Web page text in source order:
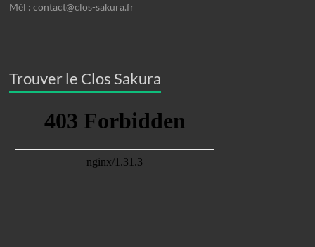
Mél : contact@clos-sakura.fr
Trouver le Clos Sakura